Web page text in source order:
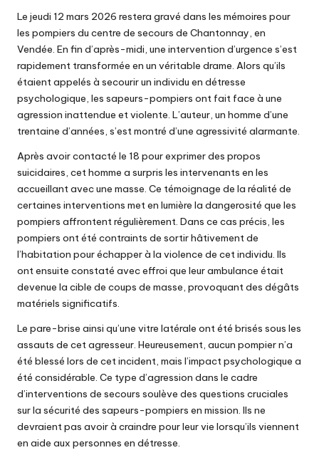
Le jeudi 12 mars 2026 restera gravé dans les mémoires pour
les pompiers du centre de secours de Chantonnay, en
Vendée. En fin d’après-midi, une intervention d’urgence s’est
rapidement transformée en un véritable drame. Alors qu’ils
étaient appelés à secourir un individu en détresse
psychologique, les sapeurs-pompiers ont fait face à une
agression inattendue et violente. L’auteur, un homme d’une
trentaine d’années, s’est montré d’une agressivité alarmante.
Après avoir contacté le 18 pour exprimer des propos
suicidaires, cet homme a surpris les intervenants en les
accueillant avec une masse. Ce témoignage de la réalité de
certaines interventions met en lumière la dangerosité que les
pompiers affrontent régulièrement. Dans ce cas précis, les
pompiers ont été contraints de sortir hâtivement de
l’habitation pour échapper à la violence de cet individu. Ils
ont ensuite constaté avec effroi que leur ambulance était
devenue la cible de coups de masse, provoquant des dégâts
matériels significatifs.
Le pare-brise ainsi qu’une vitre latérale ont été brisés sous les
assauts de cet agresseur. Heureusement, aucun pompier n’a
été blessé lors de cet incident, mais l’impact psychologique a
été considérable. Ce type d’agression dans le cadre
d’interventions de secours soulève des questions cruciales
sur la sécurité des sapeurs-pompiers en mission. Ils ne
devraient pas avoir à craindre pour leur vie lorsqu’ils viennent
en aide aux personnes en détresse.